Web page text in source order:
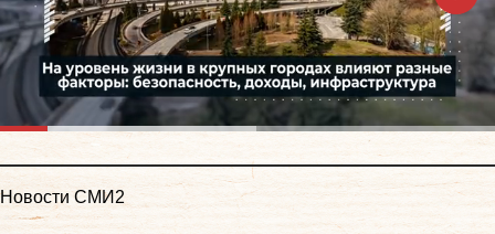
Новости СМИ2